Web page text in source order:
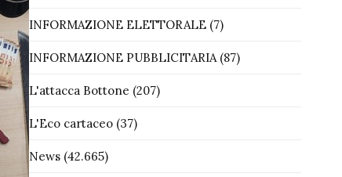
INFORMAZIONE ELETTORALE(7)
INFORMAZIONE PUBBLICITARIA(87)
L'attacca Bottone (207)
L'Eco cartaceo(37)
News(42.665)